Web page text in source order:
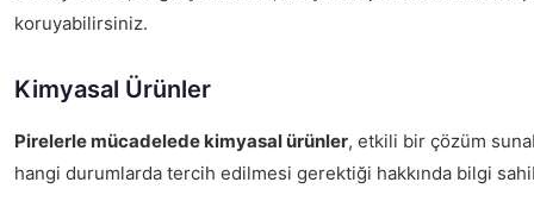
koruyabilirsiniz.
Kimyasal Ürünler
Pirelerle mücadelede kimyasal ürünler, etkili bir çözüm
hangi durumlarda tercih edilmesi gerektiği hakkında bilgi